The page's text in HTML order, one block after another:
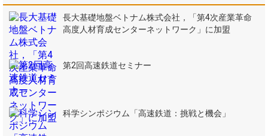
長大基礎地盤ベトナム株式会社，「第4次産業革命
高度人材育成センターネットワーク」に加盟
第2回高速鉄道セミナー
科学シンポジウム「高速鉄道：挑戦と機会」